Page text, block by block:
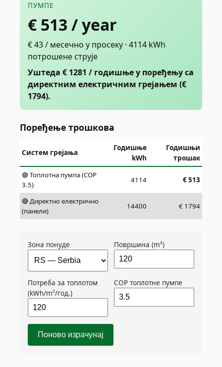
ПУМПЕ
€ 513 / year
€ 43 / месечно у просеку · 4114 kWh
потрошене струје
Уштеда € 1281 / годишње у поређењу са
директним електричним грејањем (€
1794).
Поређење трошкова
Систем грејања
Годишње
kWh
Годишњи
трошак
🟢 Топлотна пумпа (COP
3.5)
4114 €513
🔴 Директно електрично
(панели)
14400 € 1794
Зона понуде Површина (m²)
Потреба за топлотом
(kWh/m²/год.)
COP топлотне пумпе
Поново израчунај